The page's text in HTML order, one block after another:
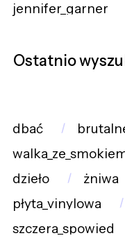
jennifer_garner
Ostatnio
dbać
dzieło
żniwa
płyta_vinylowa
szczera_spowied